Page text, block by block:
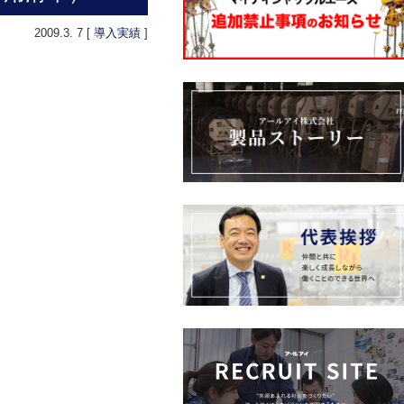
2009.3. 7 [ 導入実績 ]